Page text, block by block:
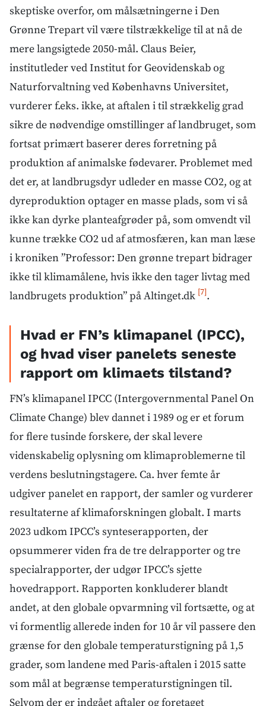
skeptiske overfor, om målsætningerne i Den
Grønne Trepart vil være tilstrækkelige til at nå de
mere langsigtede 2050-mål. Claus Beier,
institutleder ved Institut for Geovidenskab og
Naturforvaltning ved Københavns Universitet,
vurderer f.eks. ikke, at aftalen i til strækkelig grad
sikre de nødvendige omstillinger af landbruget, som
fortsat primært baserer deres forretning på
produktion af animalske fødevarer. Problemet med
det er, at landbrugsdyr udleder en masse CO2, og at
dyreproduktion optager en masse plads, som vi så
ikke kan dyrke planteafgrøder på, som omvendt vil
kunne trække CO2 ud af atmosfæren, kan man læse
i kroniken ”Professor: Den grønne trepart bidrager
ikke til klimamålene, hvis ikke den tager livtag med
landbrugets produktion” på Altinget.dk [7].
Hvad er FN’s klimapanel (IPCC),
og hvad viser panelets seneste
rapport om klimaets tilstand?
FN’s klimapanel IPCC (Intergovernmental Panel On
Climate Change) blev dannet i 1989 og er et forum
for flere tusinde forskere, der skal levere
videnskabelig oplysning om klimaproblemerne til
verdens beslutningstagere. Ca. hver femte år
udgiver panelet en rapport, der samler og vurderer
resultaterne af klimaforskningen globalt. I marts
2023 udkom IPCC’s synteserapporten, der
opsummerer viden fra de tre delrapporter og tre
specialrapporter, der udgør IPCC’s sjette
hovedrapport. Rapporten konkluderer blandt
andet, at den globale opvarmning vil fortsætte, og at
vi formentlig allerede inden for 10 år vil passere den
grænse for den globale temperaturstigning på 1,5
grader, som landene med Paris-aftalen i 2015 satte
som mål at begrænse temperaturstigningen til.
Selvom der er indgået aftaler og foretaget